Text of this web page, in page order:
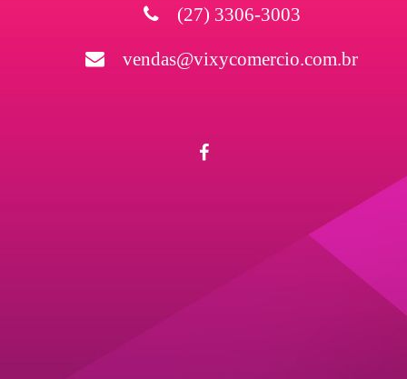
(27) 3306-3003
vendas@vixycomercio.com.br